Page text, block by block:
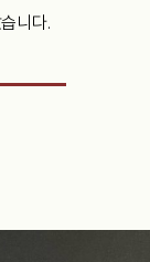
니다.